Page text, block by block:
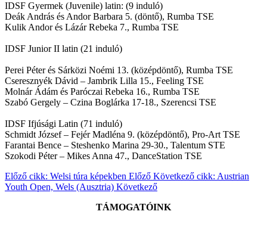
IDSF Gyermek (Juvenile) latin: (9 induló)
Deák András és Andor Barbara 5. (döntő), Rumba TSE
Kulik Andor és Lázár Rebeka 7., Rumba TSE
IDSF Junior II latin (21 induló)
Perei Péter és Sárközi Noémi 13. (középdöntő), Rumba TSE
Cseresznyék Dávid – Jambrik Lilla 15., Feeling TSE
Molnár Ádám és Paróczai Rebeka 16., Rumba TSE
Szabó Gergely – Czina Boglárka 17-18., Szerencsi TSE
IDSF Ifjúsági Latin (71 induló)
Schmidt József – Fejér Madléna 9. (középdöntő), Pro-Art TSE
Farantai Bence – Steshenko Marina 29-30., Talentum STE
Szokodi Péter – Mikes Anna 47., DanceStation TSE
Előző cikk: Welsi túra képekben Előző Következő cikk: Austrian
Youth Open, Wels (Ausztria) Következő
TÁMOGATÓINK